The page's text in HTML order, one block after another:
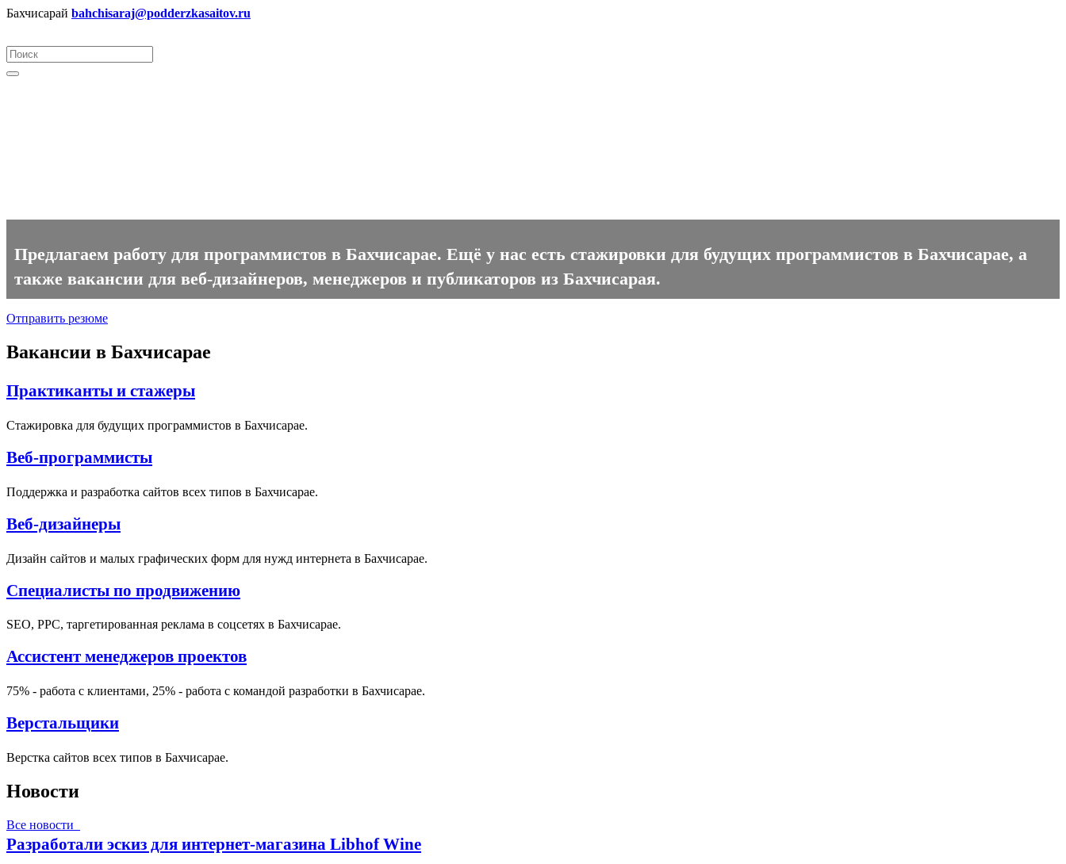
Бахчисарай bahchisaraj@podderzkasaitov.ru
Предлагаем работу для программистов в Бахчисарае. Ещё у нас есть стажировки для будущих программистов в Бахчисарае, а
также вакансии для веб-дизайнеров, менеджеров и публикаторов из Бахчисарая.
Отправить резюме
Вакансии в Бахчисарае
Практиканты и стажеры
Стажировка для будущих программистов в Бахчисарае.
Веб-программисты
Поддержка и разработка сайтов всех типов в Бахчисарае.
Веб-дизайнеры
Дизайн сайтов и малых графических форм для нужд интернета в Бахчисарае.
Специалисты по продвижению
SEO, PPC, таргетированная реклама в соцсетях в Бахчисарае.
Ассистент менеджеров проектов
75% - работа с клиентами, 25% - работа с командой разработки в Бахчисарае.
Верстальщики
Верстка сайтов всех типов в Бахчисарае.
Новости
Все новости
Разработали эскиз для интернет-магазина Libhof Wine